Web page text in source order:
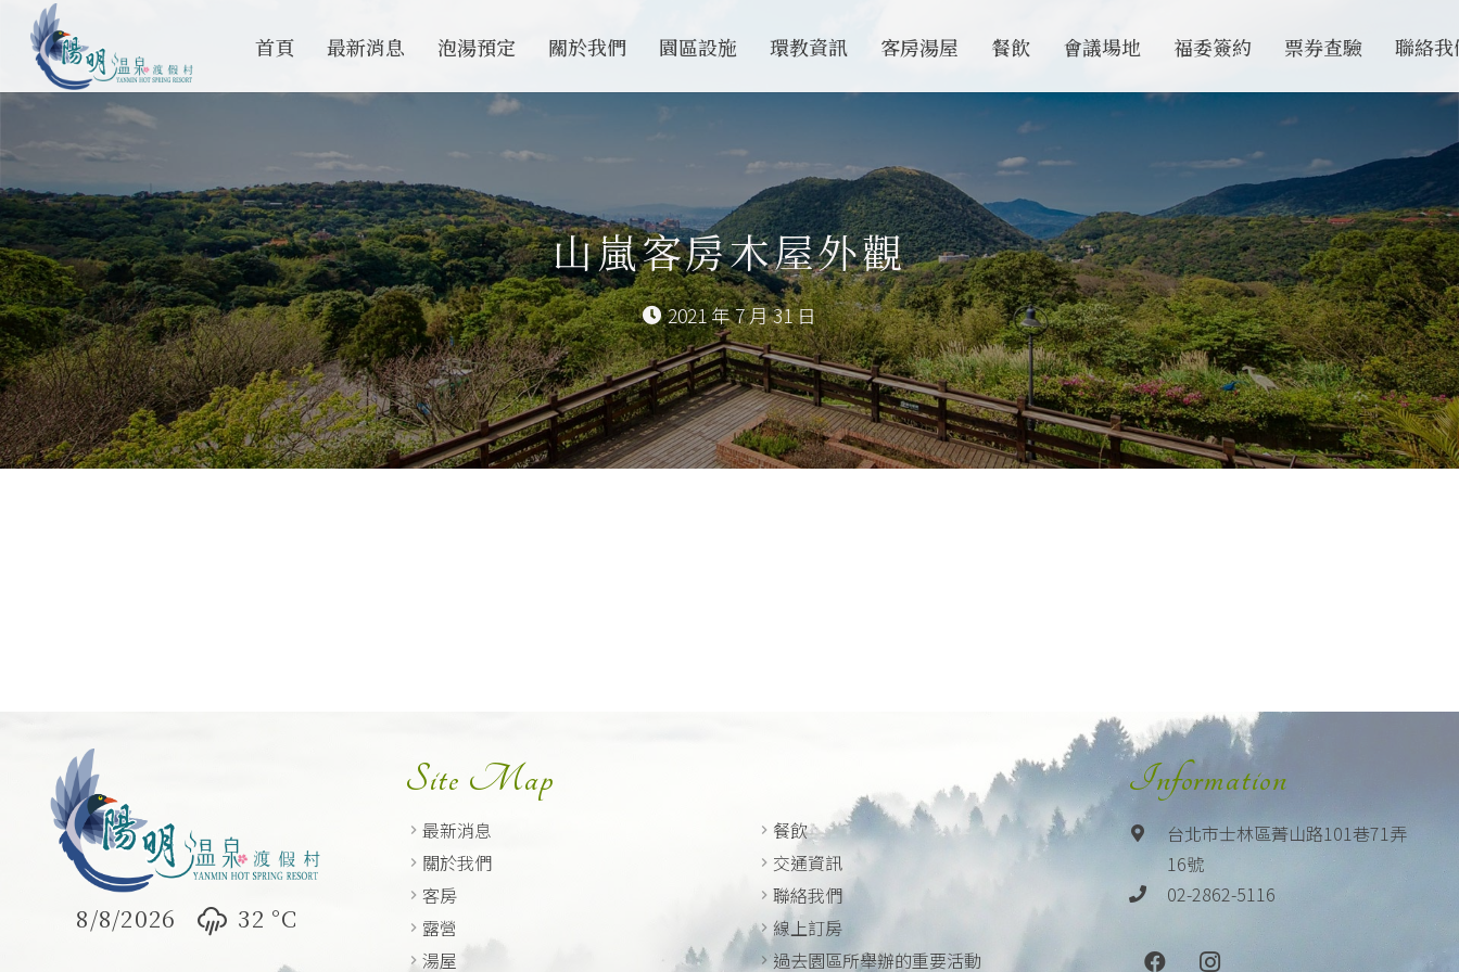
首頁 最新消息 泡湯預定 關於我們 園區設施 環教資訊 客房湯屋 餐飲 會議場地 福委簽約 票券查驗 聯絡我
山嵐客房木屋外觀
2021 年 7 月 31 日
8/8/2026 32 °C
Site Map
最新消息
關於我們
客房
露營
湯屋
餐飲
交通資訊
聯絡我們
線上訂房
過去園區所舉辦的重要活動
Information
台北市士林區菁山路101巷71弄
16號
02-2862-5116